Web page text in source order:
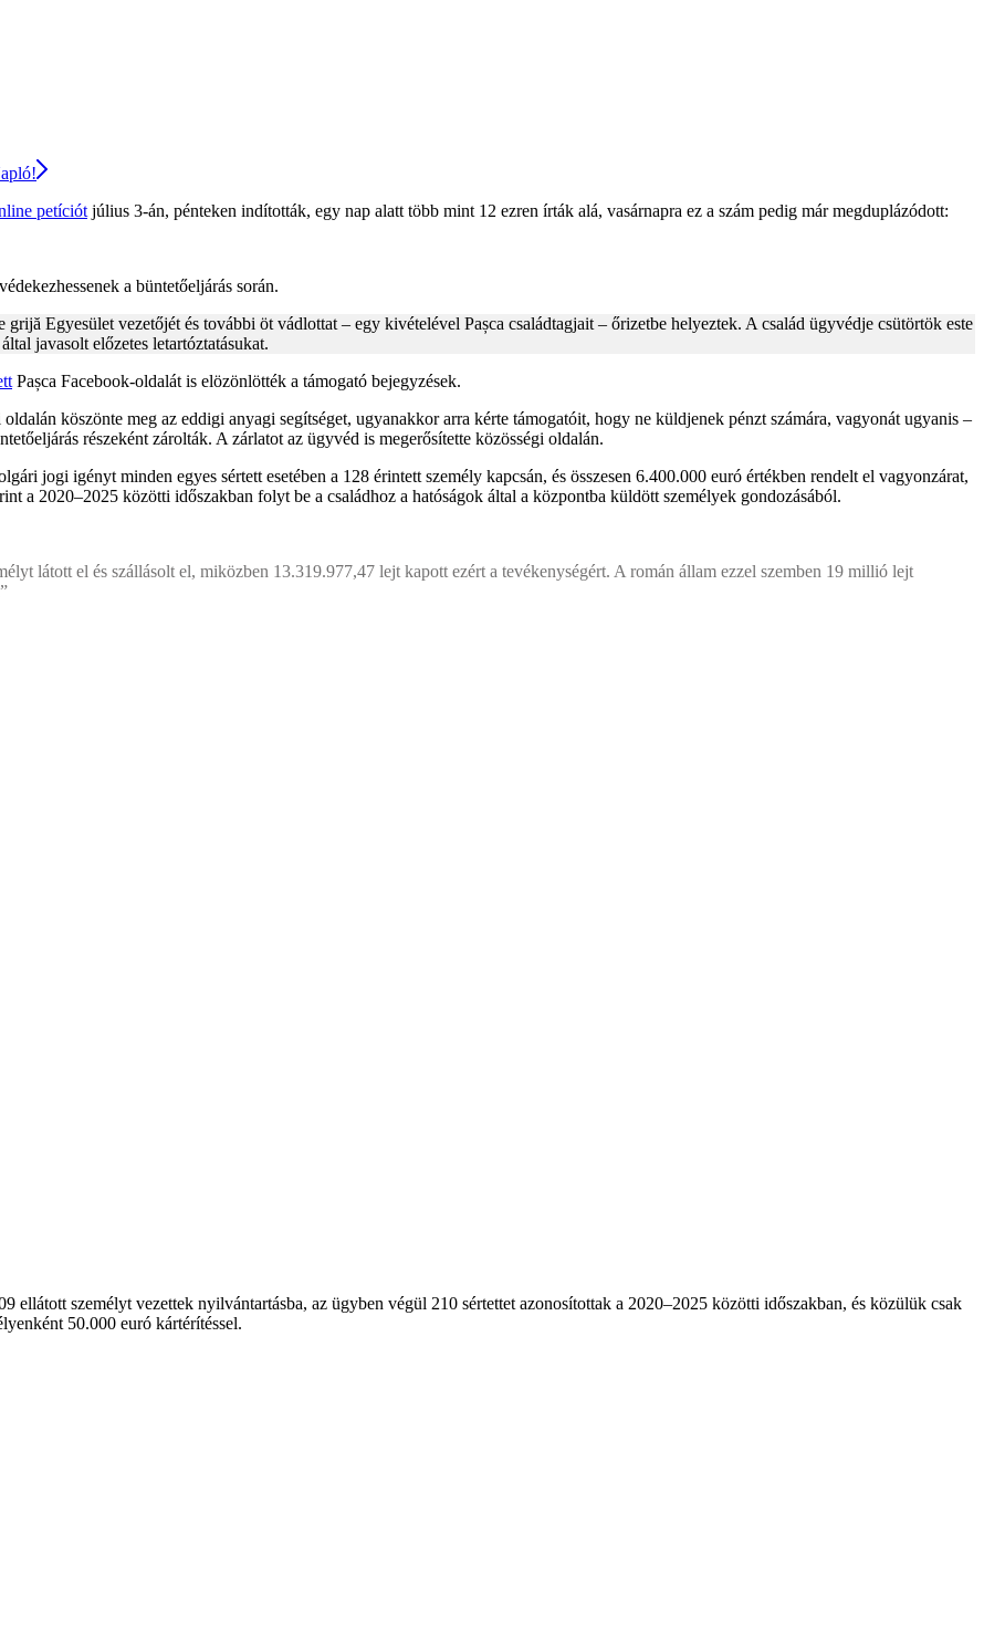
petíciót július 3-án, pénteken indították, egy nap alatt több mint 12 ezren írták alá, vasárnapra ez a szám pedig már megduplázódott:
a büntetőeljárás során.
Egyesület vezetőjét és további öt vádlottat – egy kivételével Pașca családtagjait – őrizetbe helyeztek. A család ügyvédje csütörtök este
javasolt előzetes letartóztatásukat.
Pașca Facebook-oldalát is elözönlötték a támogató bejegyzések.
köszönte meg az eddigi anyagi segítséget, ugyanakkor arra kérte támogatóit, hogy ne küldjenek pénzt számára, vagyonát ugyanis –
részeként zárolták. A zárlatot az ügyvéd is megerősítette közösségi oldalán.
jogi igényt minden egyes sértett esetében a 128 érintett személy kapcsán, és összesen 6.400.000 euró értékben rendelt el vagyonzárat,
a 2020–2025 közötti időszakban folyt be a családhoz a hatóságok által a központba küldött személyek gondozásából.
látott el és szállásolt el, miközben 13.319.977,47 lejt kapott ezért a tevékenységért. A román állam ezzel szemben 19 millió lejt
ellátott személyt vezettek nyilvántartásba, az ügyben végül 210 sértettet azonosítottak a 2020–2025 közötti időszakban, és közülük csak
50.000 euró kártérítéssel.